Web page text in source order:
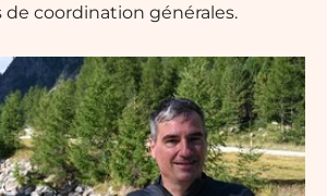
de coordination générales.